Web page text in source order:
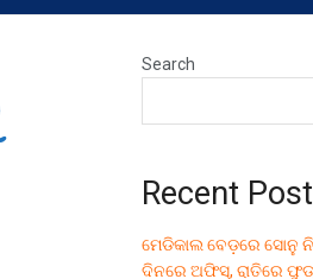
Search
Recent
ମେଡିକାଲ ବେଡ଼ରେ ସୋନୁ
ଦିନରେ ଅଫିସ୍, ରାତିରେ